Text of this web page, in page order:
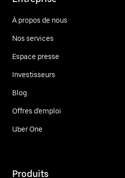
À propos de nous
Nos services
Espace presse
Investisseurs
Blog
Offres d'emploi
Uber One
Produits